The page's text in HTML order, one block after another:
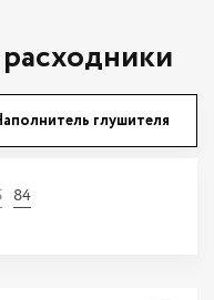
глушителя
84